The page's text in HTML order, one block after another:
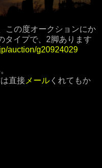
この度オークションにか
タイプで、2脚あります
auction/g20924029
直接 メール くれてもか